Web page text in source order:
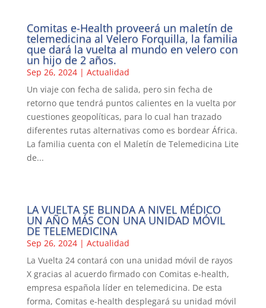
Comitas e-Health proveerá un maletín de
telemedicina al Velero Forquilla, la familia
que dará la vuelta al mundo en velero con
un hijo de 2 años.
Sep 26, 2024| Actualidad
Un viaje con fecha de salida, pero sin fecha de
retorno que tendrá puntos calientes en la vuelta por
cuestiones geopolíticas, para lo cual han trazado
diferentes rutas alternativas como es bordear África.
La familia cuenta con el Maletín de Telemedicina Lite
de...
LA VUELTA SE BLINDA A NIVEL MÉDICO
UN AÑO MÁS CON UNA UNIDAD MÓVIL
DE TELEMEDICINA
Sep 26, 2024| Actualidad
La Vuelta 24 contará con una unidad móvil de rayos
X gracias al acuerdo firmado con Comitas e-health,
empresa española líder en telemedicina. De esta
forma, Comitas e-health desplegará su unidad móvil